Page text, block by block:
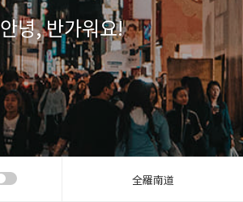
안녕, 반가워요!
全羅南道